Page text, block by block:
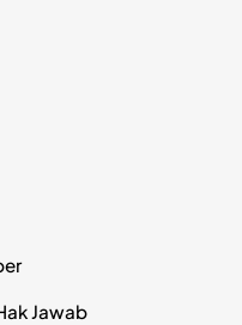
Jawab